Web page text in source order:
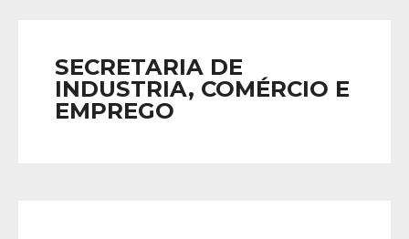
SECRETARIA DE
INDUSTRIA, COMÉRCIO E
EMPREGO